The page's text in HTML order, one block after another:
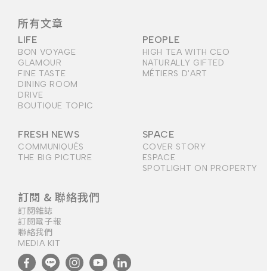
所有文章
LIFE
BON VOYAGE
GLAMOUR
FINE TASTE
DINING ROOM
DRIVE
BOUTIQUE TOPIC
PEOPLE
HIGH TEA WITH CEO
NATURALLY GIFTED
MÉTIERS D'ART
FRESH NEWS
COMMUNIQUÉS
THE BIG PICTURE
SPACE
COVER STORY
ESPACE
SPOTLIGHT ON PROPERTY
訂閱 & 聯絡我們
訂閱雜誌
訂閱電子報
聯絡我們
MEDIA KIT